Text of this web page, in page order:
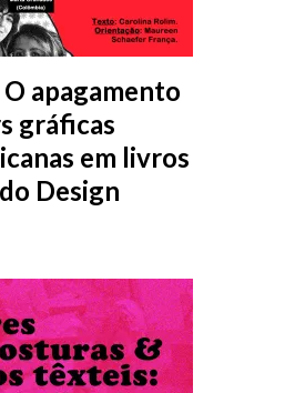
O apagamento
gráficas
em livros
Design